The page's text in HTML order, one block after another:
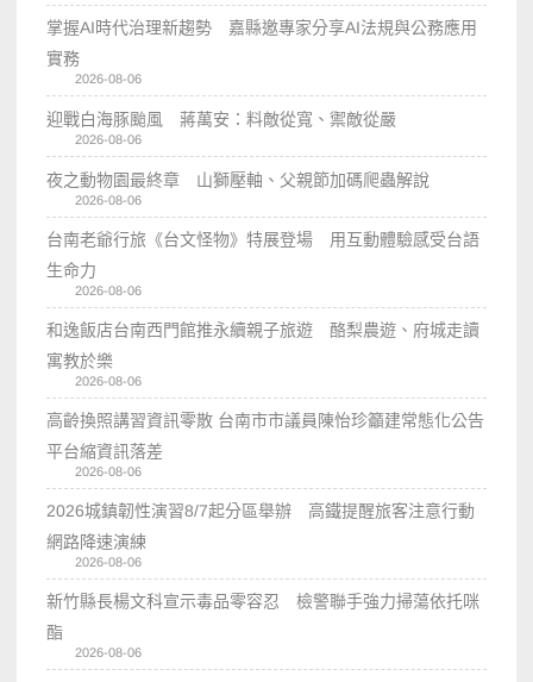
掌握AI時代治理新趨勢 嘉縣邀專家分享AI法規與公務應用
實務
2026-08-06
迎戰白海豚颱風 蔣萬安：料敵從寬、禦敵從嚴
2026-08-06
夜之動物園最終章 山獅壓軸、父親節加碼爬蟲解說
2026-08-06
台南老爺行旅《台文怪物》特展登場 用互動體驗感受台語
生命力
2026-08-06
和逸飯店台南西門館推永續親子旅遊 酪梨農遊、府城走讀
寓教於樂
2026-08-06
高齡換照講習資訊零散 台南市市議員陳怡珍籲建常態化公告
平台縮資訊落差
2026-08-06
2026城鎮韌性演習8/7起分區舉辦 高鐵提醒旅客注意行動
網路降速演練
2026-08-06
新竹縣長楊文科宣示毒品零容忍 檢警聯手強力掃蕩依托咪
酯
2026-08-06